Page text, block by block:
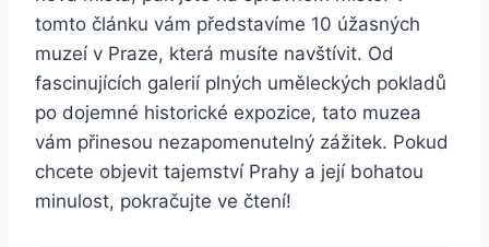
tomto článku vám představíme 10 úžasných
muzeí v Praze, která musíte navštívit. Od
fascinujících galerií plných uměleckých pokladů
po dojemné historické expozice, tato muzea
vám přinesou nezapomenutelný zážitek. Pokud
chcete objevit tajemství Prahy a její bohatou
minulost, pokračujte ve čtení!